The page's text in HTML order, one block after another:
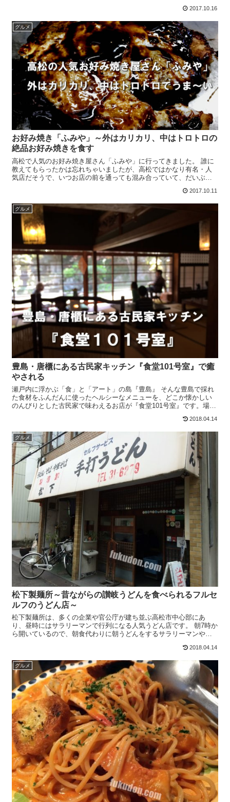
2017.10.16
グルメ
お好み焼き「ふみや」～外はカリカリ、中はトロトロの
絶品お好み焼きを食す
高松で人気のお好み焼き屋さん「ふみや」に行ってきました。 誰に
教えてもらったかは忘れちゃいましたが、高松ではかなり有名・人
気店だそうで、いつお店の前を通っても混み合っていて、だいぶ繁
2017.10.11
グルメ
豊島・唐櫃にある古民家キッチン『食堂101号室』で癒
やされる
瀬戸内に浮かぶ「食」と「アート」の島『豊島』 そんな豊島で採れ
た食材をふんだんに使ったヘルシーなメニューを、どこか懐かしい
のんびりとした古民家で味わえるお店が『食堂101号室』です。場所
2018.04.14
グルメ
松下製麺所～昔ながらの讃岐うどんを食べられるフルセ
ルフのうどん店～
松下製麺所は、多くの企業や官公庁が建ち並ぶ高松市中心部にあ
り、昼時にはサラリーマンで行列になる人気うどん店です。 朝7時か
ら開いているので、朝食代わりに朝うどんをするサラリーマンや観
2018.04.14
グルメ